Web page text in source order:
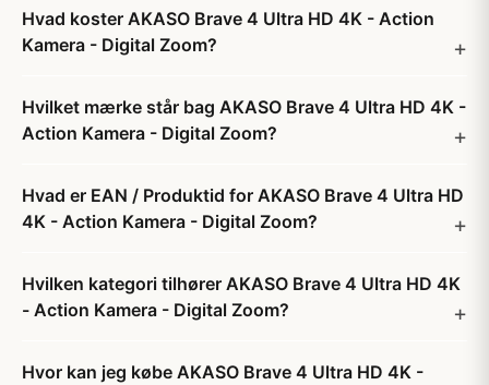
Hvad koster AKASO Brave 4 Ultra HD 4K - Action
Kamera - Digital Zoom?
Hvilket mærke står bag AKASO Brave 4 Ultra HD 4K -
Action Kamera - Digital Zoom?
Hvad er EAN / Produktid for AKASO Brave 4 Ultra HD
4K - Action Kamera - Digital Zoom?
Hvilken kategori tilhører AKASO Brave 4 Ultra HD 4K
- Action Kamera - Digital Zoom?
Hvor kan jeg købe AKASO Brave 4 Ultra HD 4K -